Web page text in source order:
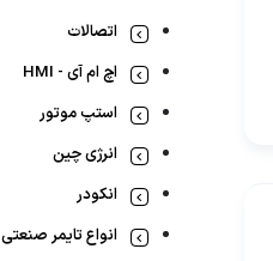
اتصالات
اچ ام آی - HMI
استپ موتور
انرژی چین
انکودر
انواع تایمر صنعتی